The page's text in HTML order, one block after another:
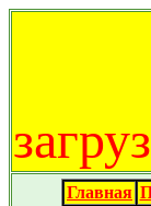
Главная